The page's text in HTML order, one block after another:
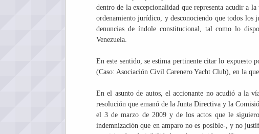
dentro de la excepcionalidad que representa acudir a
ordenamiento jurídico, y desconociendo que todos los
denuncias de índole constitucional, tal como lo
Venezuela.
En este sentido, se estima pertinente citar lo expuesto
(Caso: Asociación Civil Carenero Yacht Club), en la
En el asunto de autos, el accionante no acudió a la
resolución que emanó de la Junta Directiva y la
el 3 de marzo de 2009 y de los actos que le
indemnización que en amparo no es posible-, y no